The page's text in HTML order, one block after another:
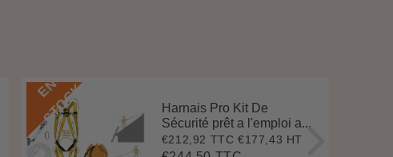
E
N
S
T
O
C
K
Harnais Pro Kit De
Sécurité prêt a l'emploi a...
Prix
€212,92 TTC €212,92
€177,43 HT